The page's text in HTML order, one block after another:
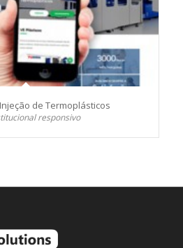
de Termoplásticos
responsivo